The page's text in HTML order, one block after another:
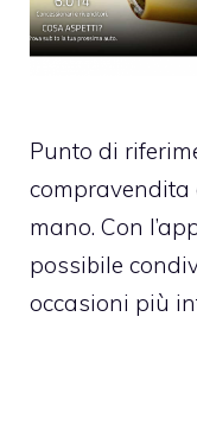
Punto di
compravendita
mano. Con
possibile
occasioni più